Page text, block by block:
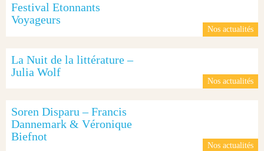
Nos actualités
Festival Etonnants
Voyageurs
Nos actualités
La Nuit de la littérature –
Julia Wolf
Nos actualités
Soren Disparu – Francis
Dannemark & Véronique
Biefnot